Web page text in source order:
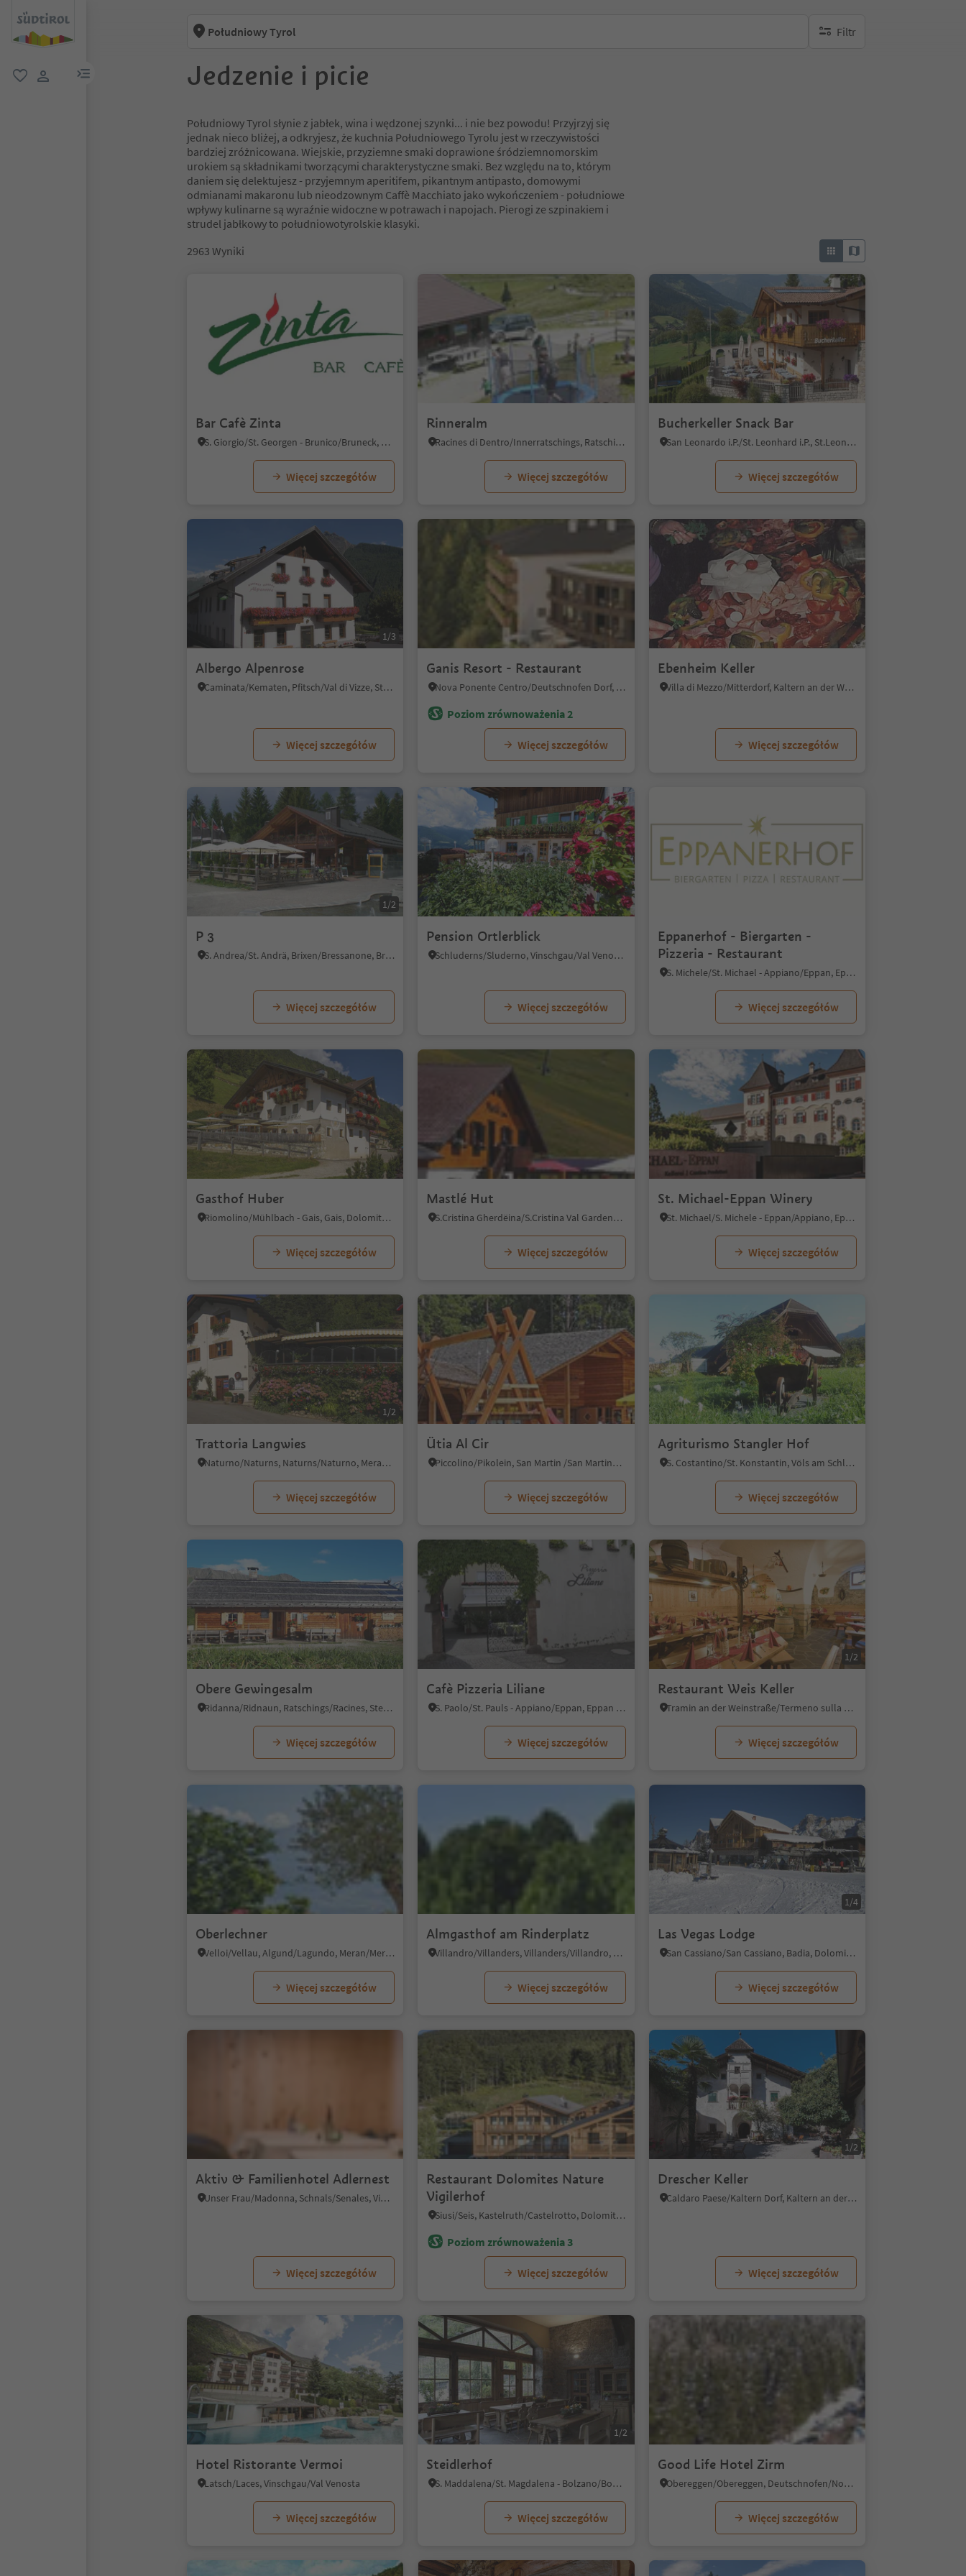
link menu
Południowy Tyrol Filtr
brak aktywnych filtrów
Jedzenie i picie
Południowy Tyrol słynie z jabłek, wina i wędzonej szynki... i nie bez powodu! Przyjrzyj się
jednak nieco bliżej, a odkryjesz, że kuchnia Południowego Tyrolu jest w rzeczywistości
bardziej zróżnicowana. Wiejskie, przyziemne smaki doprawione śródziemnomorskim
urokiem są składnikami tworzącymi charakterystyczne smaki. Bez względu na to, którym
daniem się delektujesz - przyjemnym aperitifem, pikantnym antipasto, domowymi
odmianami makaronu lub nieodzownym Caffè Macchiato jako wykończeniem - południowe
wpływy kulinarne są wyraźnie widoczne w potrawach i napojach. Pierogi ze szpinakiem i
strudel jabłkowy to południowotyrolskie klasyki.
2963 Wyniki
1/4
Bar Cafè Zinta
S. Giorgio/St. Georgen - Brunico/Bruneck, Bruneck/Brunico, Dolomites Region Kronplatz/Plan de Corones
Więcej szczegółów
Rinneralm
Racines di Dentro/Innerratschings, Ratschings/Racines, Sterzing/Vipiteno and environs
Więcej szczegółów
Bucherkeller Snack Bar
San Leonardo i.P./St. Leonhard i.P., St.Leonhard in Passeier/San Leonardo in Passiria, Meran/Merano and environs
Więcej szczegółów
1/3
Albergo Alpenrose
Caminata/Kematen, Pfitsch/Val di Vizze, Sterzing/Vipiteno and environs
Więcej szczegółów
Ganis Resort - Restaurant
Nova Ponente Centro/Deutschnofen Dorf, Deutschnofen/Nova Ponente, Dolomites Region Eggental
Poziom zrównoważenia 2
Więcej szczegółów
Ebenheim Keller
Villa di Mezzo/Mitterdorf, Kaltern an der Weinstraße/Caldaro sulla Strada del Vino, Alto Adige Wine Road
Więcej szczegółów
1/2
P 3
S. Andrea/St. Andrä, Brixen/Bressanone, Brixen/Bressanone and environs
Więcej szczegółów
Pension Ortlerblick
Schluderns/Sluderno, Vinschgau/Val Venosta
Więcej szczegółów
Eppanerhof - Biergarten -
Pizzeria - Restaurant
S. Michele/St. Michael - Appiano/Eppan, Eppan an der Weinstaße/Appiano sulla Strada del Vino, Alto Adige Wine Road
Więcej szczegółów
Gasthof Huber
Riomolino/Mühlbach - Gais, Gais, Dolomites Region Kronplatz/Plan de Corones
Więcej szczegółów
Mastlé Hut
S.Cristina Gherdëina/S.Cristina Val Gardena/S.Cristina Gherdëina/St.Christina in Gröden, S.Crestina Gherdëina/Santa Cristina Val Gardana, Dolomites Region Val Gardena
Więcej szczegółów
St. Michael-Eppan Winery
St. Michael/S. Michele - Eppan/Appiano, Eppan an der Weinstaße/Appiano sulla Strada del Vino, Alto Adige Wine Road
Więcej szczegółów
1/2
Trattoria Langwies
Naturno/Naturns, Naturns/Naturno, Meran/Merano and environs
Więcej szczegółów
1/7
Ütia Al Cir
Piccolino/Pikolein, San Martin /San Martino, Dolomites Region Kronplatz/Plan de Corones
Więcej szczegółów
Agriturismo Stangler Hof
S. Costantino/St. Konstantin, Völs am Schlern/Fiè allo Sciliar, Dolomites Region Seiser Alm
Więcej szczegółów
Obere Gewingesalm
Ridanna/Ridnaun, Ratschings/Racines, Sterzing/Vipiteno and environs
Więcej szczegółów
Cafè Pizzeria Liliane
S. Paolo/St. Pauls - Appiano/Eppan, Eppan an der Weinstaße/Appiano sulla Strada del Vino, Alto Adige Wine Road
Więcej szczegółów
1/2
Restaurant Weis Keller
Tramin an der Weinstraße/Termeno sulla Strada del Vino, Alto Adige Wine Road
Więcej szczegółów
Oberlechner
Velloi/Vellau, Algund/Lagundo, Meran/Merano and environs
Więcej szczegółów
Almgasthof am Rinderplatz
Villandro/Villanders, Villanders/Villandro, Brixen/Bressanone and environs
Więcej szczegółów
1/4
Las Vegas Lodge
San Cassiano/San Cassiano, Badia, Dolomites Region Alta Badia
Więcej szczegółów
Aktiv & Familienhotel Adlernest
Unser Frau/Madonna, Schnals/Senales, Vinschgau/Val Venosta
Więcej szczegółów
1/5
Restaurant Dolomites Nature
Vigilerhof
Siusi/Seis, Kastelruth/Castelrotto, Dolomites Region Seiser Alm
Poziom zrównoważenia 3
Więcej szczegółów
1/2
Drescher Keller
Caldaro Paese/Kaltern Dorf, Kaltern an der Weinstraße/Caldaro sulla Strada del Vino, Alto Adige Wine Road
Więcej szczegółów
1/5
Hotel Ristorante Vermoi
Latsch/Laces, Vinschgau/Val Venosta
Więcej szczegółów
1/2
Steidlerhof
S. Maddalena/St. Magdalena - Bolzano/Bozen, Bolzano/Bozen, Bolzano/Bozen and environs
Więcej szczegółów
Good Life Hotel Zirm
Obereggen/Obereggen, Deutschnofen/Nova Ponente, Dolomites Region Eggental
Więcej szczegółów